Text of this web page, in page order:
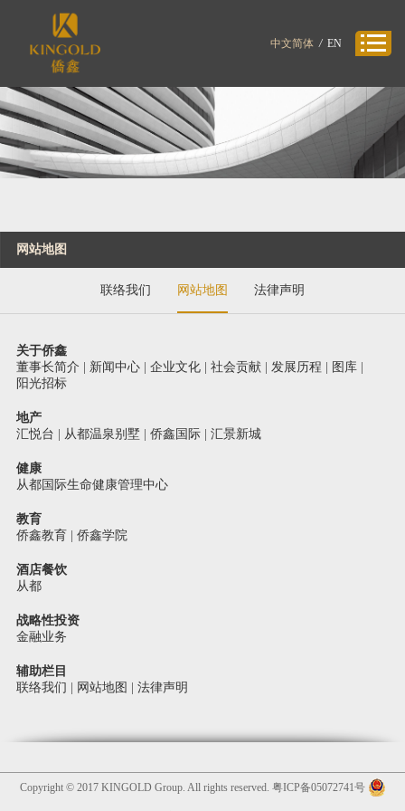
中文简体 / EN
网站地图
联络我们 网站地图 法律声明
关于侨鑫
董事长简介
新闻中心| 企业文化| 社会贡献| 发展历程 图库|
阳光招标
地产
汇悦台
从都温泉别墅 侨鑫国际| 汇景新城
健康
从都国际生命健康管理中心
教育
侨鑫教育
侨鑫学院
酒店餐饮
从都
战略性投资
金融业务
辅助栏目
联络我们
网站地图 法律声明
Copyright © 2017 KINGOLD Group. All rights reserved. 粤ICP备05072741号